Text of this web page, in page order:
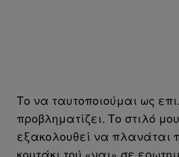
Το να ταυτοποιούμαι ως
προβληματίζει. Το στιλό μου
εξακολουθεί να πλανάται
κουτάκι τού «ναι» σε